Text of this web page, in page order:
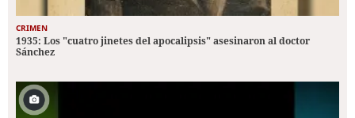
CRIMEN
1935: Los "cuatro jinetes del apocalipsis" asesinaron al doctor
Sánchez